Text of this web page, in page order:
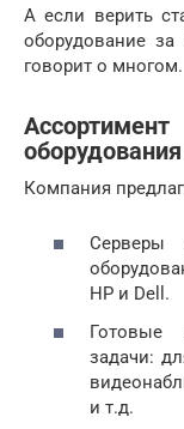
А если верить
оборудование
говорит о многом.
Компания
HP и Dell.
Готовые
задачи:
и т.д.